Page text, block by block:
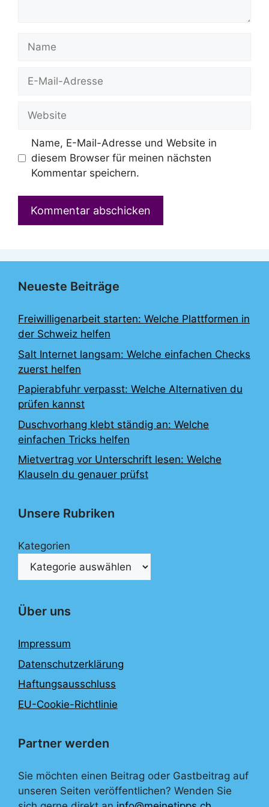
Mail-
Name, E-Mail-Adresse und Website in
diesem Browser für meinen nächsten
Kommentar speichern.
Neueste Beiträge
Freiwilligenarbeit starten: Welche Plattformen in
der Schweiz helfen
Salt Internet langsam: Welche einfachen Checks
zuerst helfen
Papierabfuhr verpasst: Welche Alternativen du
prüfen kannst
Duschvorhang klebt ständig an: Welche
einfachen Tricks helfen
Mietvertrag vor Unterschrift lesen: Welche
Klauseln du genauer prüfst
Unsere Rubriken
Kategorien
Über uns
Impressum
Datenschutzerklärung
Haftungsausschluss
EU-Cookie-Richtlinie
Partner werden
Sie möchten einen Beitrag oder Gastbeitrag auf
unseren Seiten veröffentlichen? Wenden Sie